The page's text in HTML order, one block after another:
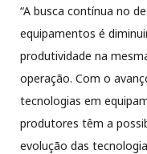
“A busca contínua no
equipamentos é
produtividade na
operação. Com o
tecnologias em
produtores têm a
evolução das